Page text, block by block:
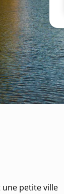
une petite ville